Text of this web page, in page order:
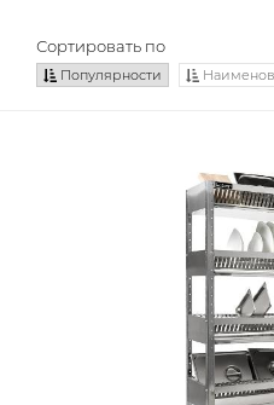
Сортировать по
Популярности